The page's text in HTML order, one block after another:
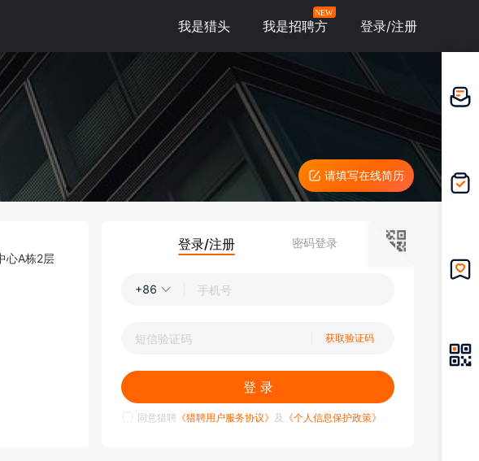
我是猎头 我是招聘方
NEW
登录/注册
请填写在线简历
登录/注册 密码登录
+86
获取验证码
登 录
同意猎聘 《猎聘用户服务协议》 及 《个人信息保护政策》
心A栋2层